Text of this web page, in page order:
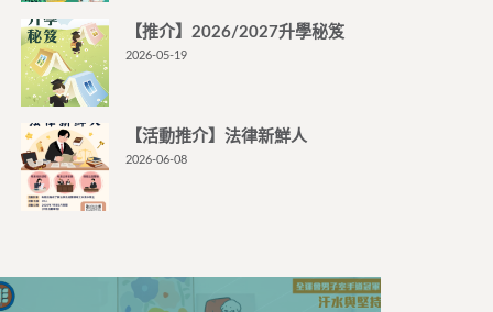
【推介】2026/2027升學秘笈
2026-05-19
【活動推介】法律新鮮人
2026-06-08